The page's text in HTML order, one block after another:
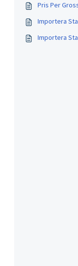
Pris Per
Importera
Importera